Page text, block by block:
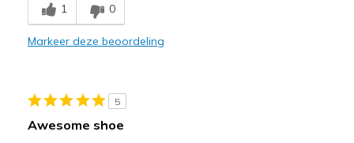
Comfortable
Beste toepassingen
1 0
Markeer deze beoordeling
5
Awesome shoe